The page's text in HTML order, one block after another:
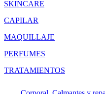
SKINCARE
CAPILAR
MAQUILLAJE
PERFUMES
TRATAMIENTOS